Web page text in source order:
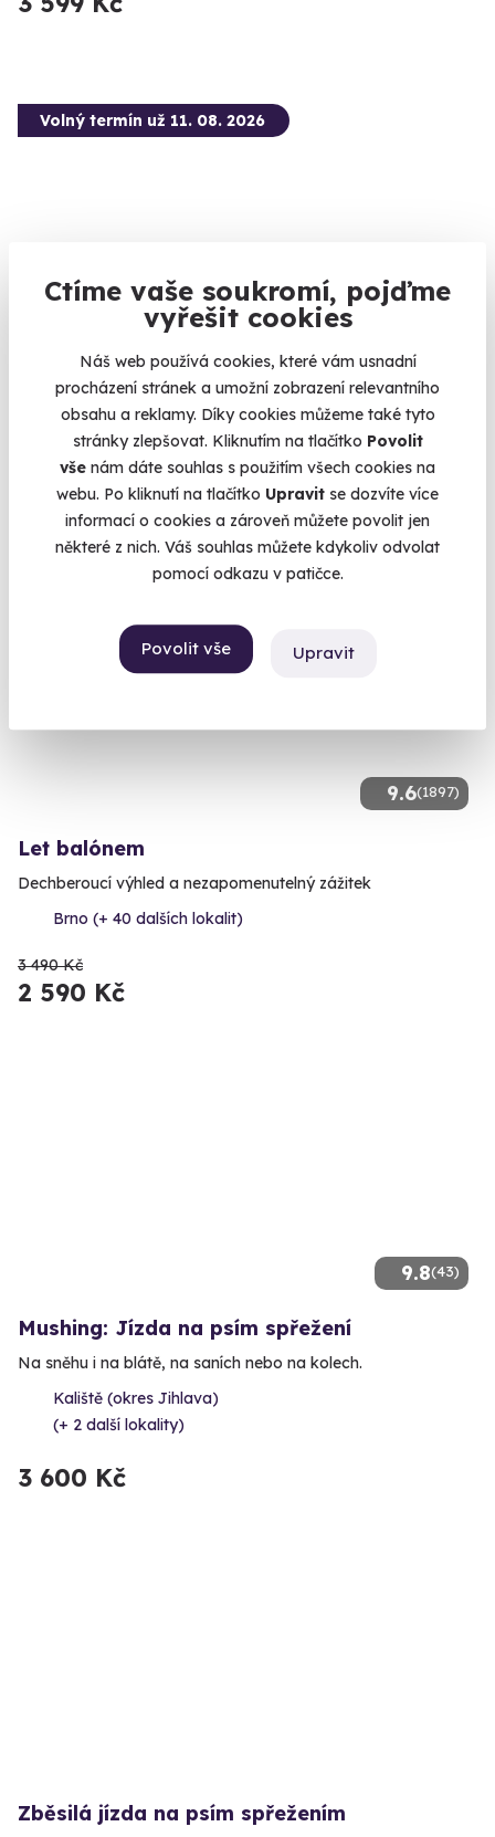
Ctíme vaše soukromí, pojďme
vyřešit cookies
Náš web používá cookies, které vám usnadní
procházení stránek a umožní zobrazení relevantního
obsahu a reklamy. Díky cookies můžeme také tyto
stránky zlepšovat. Kliknutím na tlačítko Povolit
vše nám dáte souhlas s použitím všech cookies na
webu. Po kliknutí na tlačítko Upravit se dozvíte více
informací o cookies a zároveň můžete povolit jen
některé z nich. Váš souhlas můžete kdykoliv odvolat
pomocí odkazu v patičce.
Povolit vše Upravit
Volný termín už 11. 08. 2026
Zážitková střelba: Nejsilnější zbraně - 5
zbraní
Čeká vás 9 výstřelů!
Velká Bíteš (okres Žďár nad Sázavou)
(+ 28 dalších lokalit)
2 399 Kč
9.6(1897)
Volný termín už 07. 08. 2026
Let balónem
Dechberoucí výhled a nezapomenutelný zážitek
Brno (+ 40 dalších lokalit)
3 490 Kč
2 590 Kč
9.8(43)
Mushing: Jízda na psím spřežení
Na sněhu i na blátě, na saních nebo na kolech.
Kaliště (okres Jihlava)
(+ 2 další lokality)
3 600 Kč
Zběsilá jízda na psím spřežením